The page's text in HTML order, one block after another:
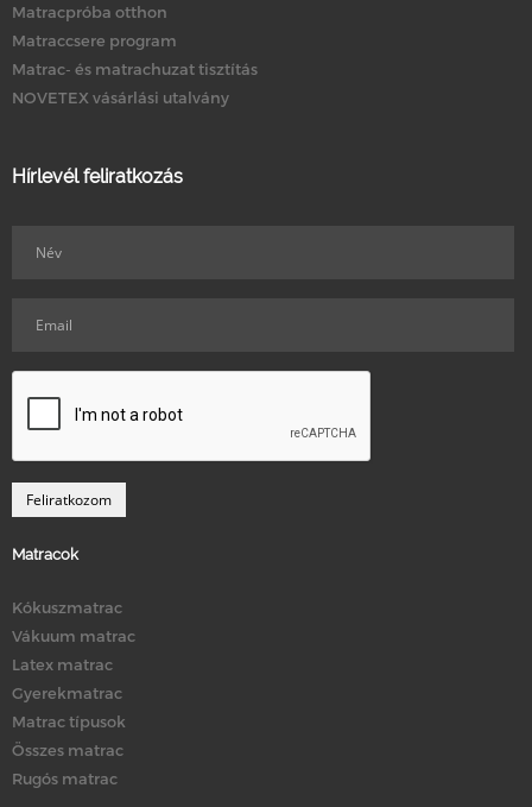
Matracpróba otthon
Matraccsere program
Matrac- és matrachuzat tisztítás
NOVETEX vásárlási utalvány
Hírlevél feliratkozás
Matracok
Kókuszmatrac
Vákuum matrac
Latex matrac
Gyerekmatrac
Matrac típusok
Összes matrac
Rugós matrac